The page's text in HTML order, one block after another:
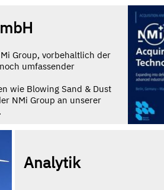
Group, vorbehaltlich der
umfassender
wie Blowing Sand & Dust
NMi Group an unserer
Analytik